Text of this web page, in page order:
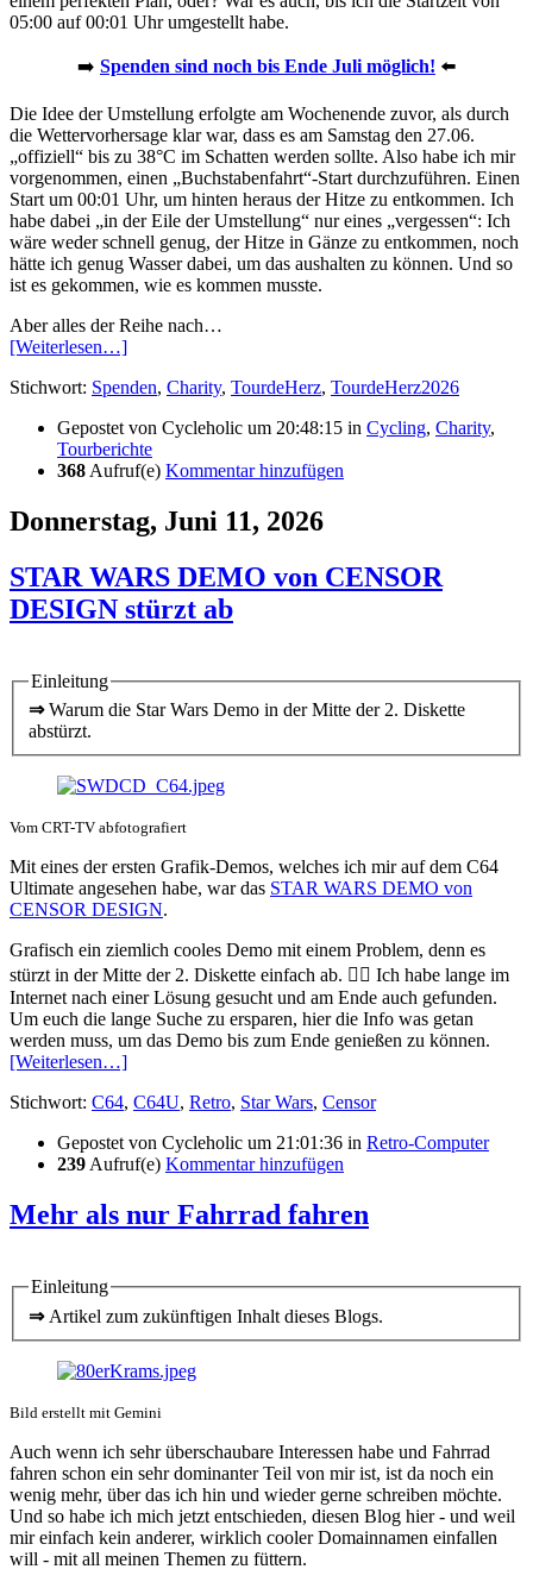
05:00 auf 00:01 Uhr umgestellt habe.
➡️ Spenden sind noch bis Ende Juli möglich! ⬅️
Die Idee der Umstellung erfolgte am Wochenende zuvor, als durch
die Wettervorhersage klar war, dass es am Samstag den 27.06.
„offiziell“ bis zu 38°C im Schatten werden sollte. Also habe ich mir
vorgenommen, einen „Buchstabenfahrt“-Start durchzuführen. Einen
Start um 00:01 Uhr, um hinten heraus der Hitze zu entkommen. Ich
habe dabei „in der Eile der Umstellung“ nur eines „vergessen“: Ich
wäre weder schnell genug, der Hitze in Gänze zu entkommen, noch
hätte ich genug Wasser dabei, um das aushalten zu können. Und so
ist es gekommen, wie es kommen musste.
Aber alles der Reihe nach…
[Weiterlesen…]
Stichwort: Spenden, Charity, TourdeHerz, TourdeHerz2026
Gepostet von Cycleholic um 20:48:15 in Cycling, Charity,
Tourberichte
368 Aufruf(e) Kommentar hinzufügen
Donnerstag, Juni 11, 2026
STAR WARS DEMO von CENSOR
DESIGN stürzt ab
Einleitung
⇒Warum die Star Wars Demo in der Mitte der 2. Diskette
abstürzt.
Vom CRT-TV abfotografiert
Mit eines der ersten Grafik-Demos, welches ich mir auf dem C64
Ultimate angesehen habe, war das STAR WARS DEMO von
CENSOR DESIGN.
Grafisch ein ziemlich cooles Demo mit einem Problem, denn es
stürzt in der Mitte der 2. Diskette einfach ab. 🤷‍♂️ Ich habe lange im
Internet nach einer Lösung gesucht und am Ende auch gefunden.
Um euch die lange Suche zu ersparen, hier die Info was getan
werden muss, um das Demo bis zum Ende genießen zu können.
[Weiterlesen…]
Stichwort: C64, C64U, Retro, Star Wars, Censor
Gepostet von Cycleholic um 21:01:36 in Retro-Computer
239 Aufruf(e) Kommentar hinzufügen
Mehr als nur Fahrrad fahren
Einleitung
⇒Artikel zum zukünftigen Inhalt dieses Blogs.
Bild erstellt mit Gemini
Auch wenn ich sehr überschaubare Interessen habe und Fahrrad
fahren schon ein sehr dominanter Teil von mir ist, ist da noch ein
wenig mehr, über das ich hin und wieder gerne schreiben möchte.
Und so habe ich mich jetzt entschieden, diesen Blog hier - und weil
mir einfach kein anderer, wirklich cooler Domainnamen einfallen
will - mit all meinen Themen zu füttern.